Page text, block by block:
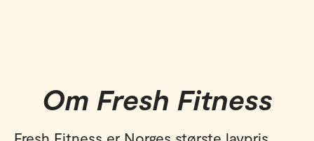
Om Fresh Fitness